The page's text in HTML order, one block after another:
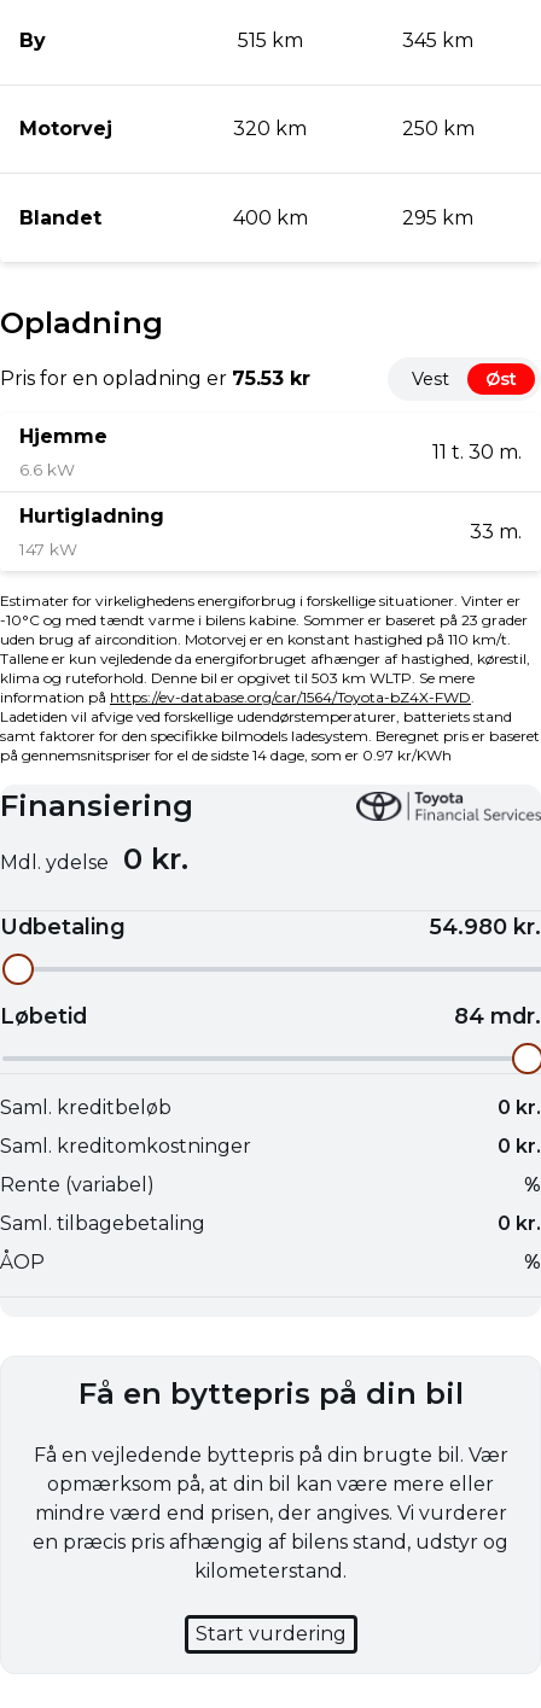
Få en byttepris på din bil
Få en vejledende byttepris på din brugte bil. Vær
opmærksom på, at din bil kan være mere eller
mindre værd end prisen, der angives. Vi vurderer
en præcis pris afhængig af bilens stand, udstyr og
kilometerstand.
Start vurdering